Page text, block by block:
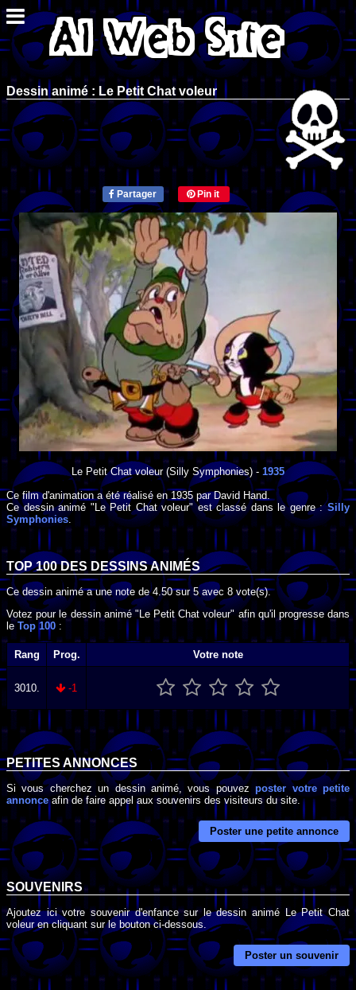
Dessin animé : Le Petit Chat voleur
Partager Pin it
Le Petit Chat voleur(Silly Symphonies) - 1935
Ce film d'animation a été réalisé en 1935 parDavid Hand
Ce dessin animé "Le Petit Chat voleur" est classé dans le genre :Silly
Symphonies.
TOP 100 DES DESSINS ANIMÉS
Ce dessin animé a une note de4.50sur5avec 8 vote(s).
Votez pour le dessin animé "Le Petit Chat voleur" afin qu'il progresse dans
le Top 100 :
Rang Prog. Votre note
3010. -1
PETITES ANNONCES
Si vous cherchez un dessin animé, vous pouvezposter votre petite
annonceafin de faire appel aux souvenirs des visiteurs du site.
Poster une petite annonce
SOUVENIRS
Ajoutez ici votre souvenir d'enfance sur le dessin animé Le Petit Chat
voleur en cliquant sur le bouton ci-dessous.
Poster un souvenir